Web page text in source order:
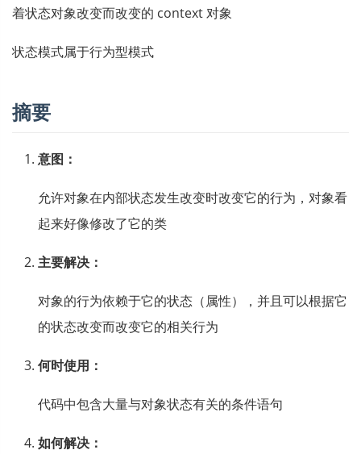
着状态对象改变而改变的 context 对象
状态模式属于行为型模式
摘要
意图：
允许对象在内部状态发生改变时改变它的行为，对象看
起来好像修改了它的类
主要解决：
对象的行为依赖于它的状态（属性），并且可以根据它
的状态改变而改变它的相关行为
何时使用：
代码中包含大量与对象状态有关的条件语句
如何解决：